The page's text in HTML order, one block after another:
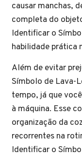
causar manchas,
completa do
Identificar o
habilidade prática
Além de evitar
Símbolo de Lava-
tempo, já que
à máquina. Esse
organização da
recorrentes na
Identificar o